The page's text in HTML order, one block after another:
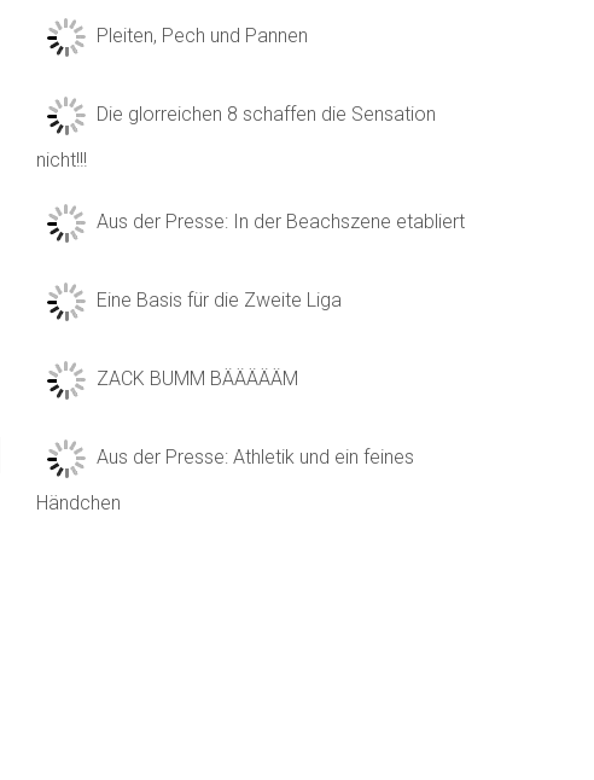
Pleiten, Pech und Pannen
Die glorreichen 8 schaffen die Sensation
nicht!!!
Aus der Presse: In der Beachszene etabliert
Eine Basis für die Zweite Liga
ZACK BUMM BÄÄÄÄÄM
Aus der Presse: Athletik und ein feines
Händchen